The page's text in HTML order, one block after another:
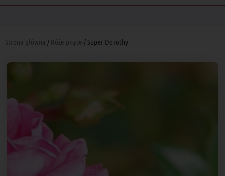
Strona główna / Róże pnące / Super Dorothy